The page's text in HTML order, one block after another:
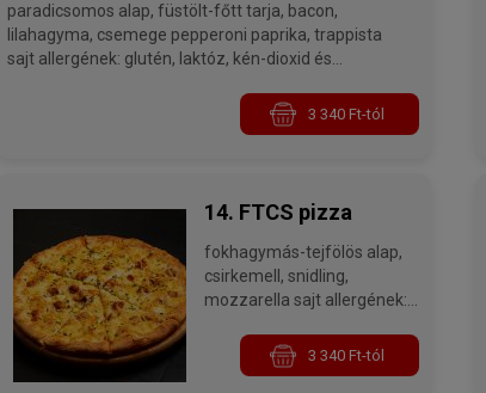
paradicsomos alap, füstölt-főtt tarja, bacon,
lilahagyma, csemege pepperoni paprika, trappista
sajt allergének: glutén, laktóz, kén-dioxid és
3 340 Ft-tól
14. FTCS pizza
fokhagymás-tejfölös alap,
csirkemell, snidling,
mozzarella sajt allergének:
szulfitok
3 340 Ft-tól